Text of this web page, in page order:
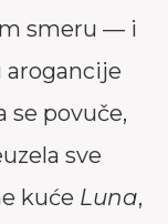
smeru — i
se povuče,
sve
kuće Luna,